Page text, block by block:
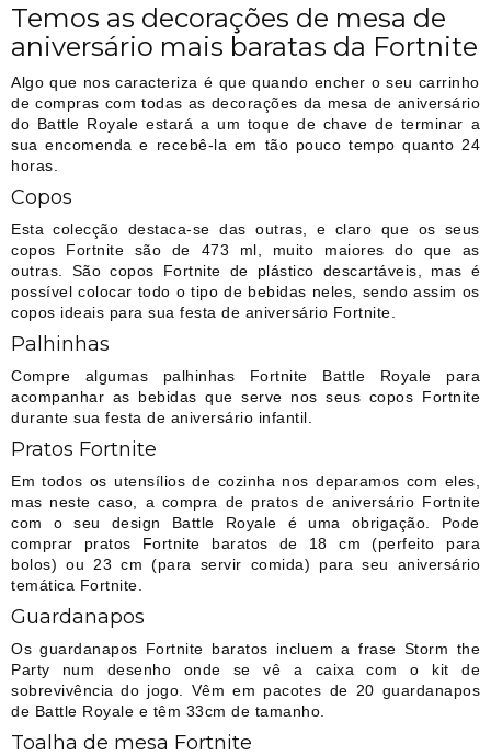
Temos as decorações de mesa de
aniversário mais baratas da Fortnite
Algo que nos caracteriza é que quando encher o seu carrinho
de compras com todas as decorações da mesa de aniversário
do Battle Royale estará a um toque de chave de terminar a
sua encomenda e recebê-la em tão pouco tempo quanto 24
horas.
Copos
Esta colecção destaca-se das outras, e claro que os seus
copos Fortnite são de 473 ml, muito maiores do que as
outras. São copos Fortnite de plástico descartáveis, mas é
possível colocar todo o tipo de bebidas neles, sendo assim os
copos ideais para sua festa de aniversário Fortnite.
Palhinhas
Compre algumas palhinhas Fortnite Battle Royale para
acompanhar as bebidas que serve nos seus copos Fortnite
durante sua festa de aniversário infantil.
Pratos Fortnite
Em todos os utensílios de cozinha nos deparamos com eles,
mas neste caso, a compra de pratos de aniversário Fortnite
com o seu design Battle Royale é uma obrigação. Pode
comprar pratos Fortnite baratos de 18 cm (perfeito para
bolos) ou 23 cm (para servir comida) para seu aniversário
temática Fortnite.
Guardanapos
Os guardanapos Fortnite baratos incluem a frase Storm the
Party num desenho onde se vê a caixa com o kit de
sobrevivência do jogo. Vêm em pacotes de 20 guardanapos
de Battle Royale e têm 33cm de tamanho.
Toalha de mesa Fortnite